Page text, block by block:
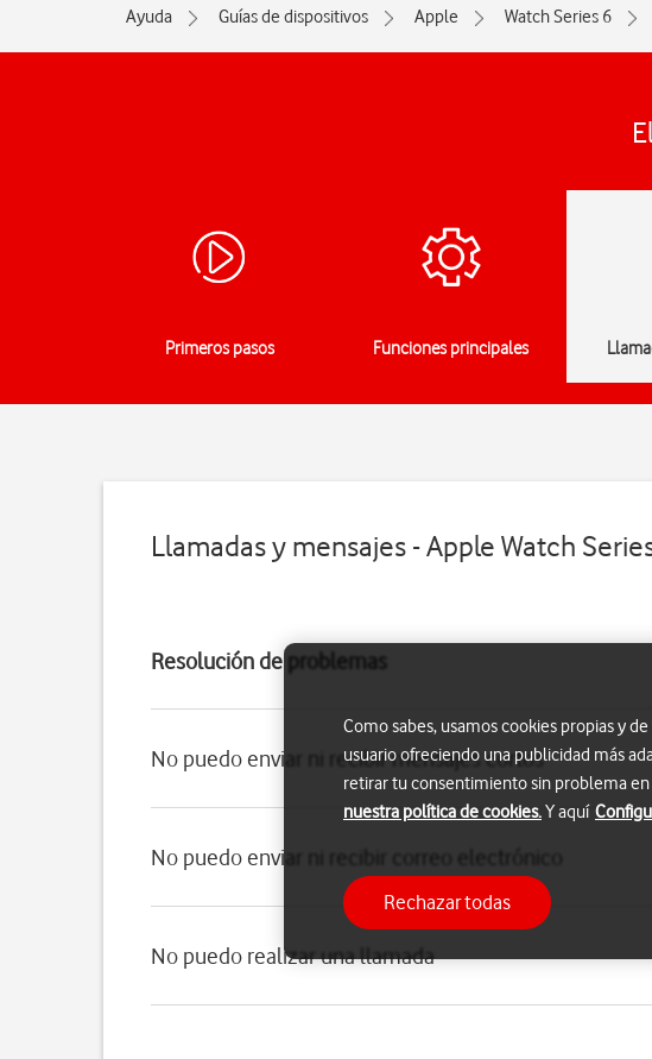
Ayuda Guías de dispositivos Apple Watch Series 6
Primeros pasos Funciones principales
Llamadas y mensajes - Apple Watch
Resolución de problemas
No puedo enviar ni recibir mensajes cortos
No puedo enviar ni recibir correo electrónico
No puedo realizar una llamada
Como sabes, usamos cookies propias y
usuario ofreciendo una publicidad más
retirar tu consentimiento sin problema
nuestra política de cookies.Y aquí
Rechazar todas